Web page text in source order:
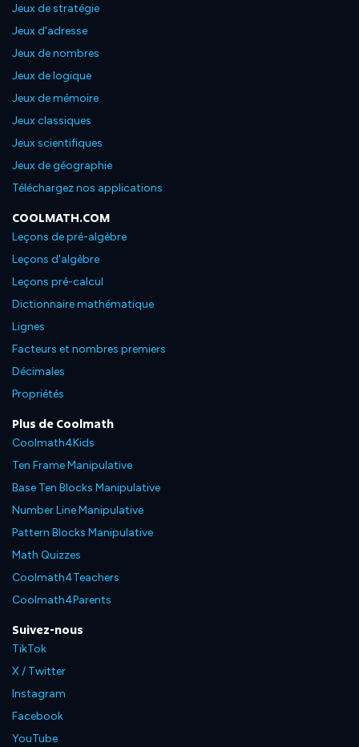
Jeux de stratégie
Jeux d'adresse
Jeux de nombres
Jeux de logique
Jeux de mémoire
Jeux classiques
Jeux scientifiques
Jeux de géographie
Téléchargez nos applications
COOLMATH.COM
Leçons de pré-algèbre
Leçons d'algèbre
Leçons pré-calcul
Dictionnaire mathématique
Lignes
Facteurs et nombres premiers
Décimales
Propriétés
Plus de Coolmath
Coolmath4Kids
Ten Frame Manipulative
Base Ten Blocks Manipulative
Number Line Manipulative
Pattern Blocks Manipulative
Math Quizzes
Coolmath4Teachers
Coolmath4Parents
Suivez-nous
TikTok
X / Twitter
Instagram
Facebook
YouTube